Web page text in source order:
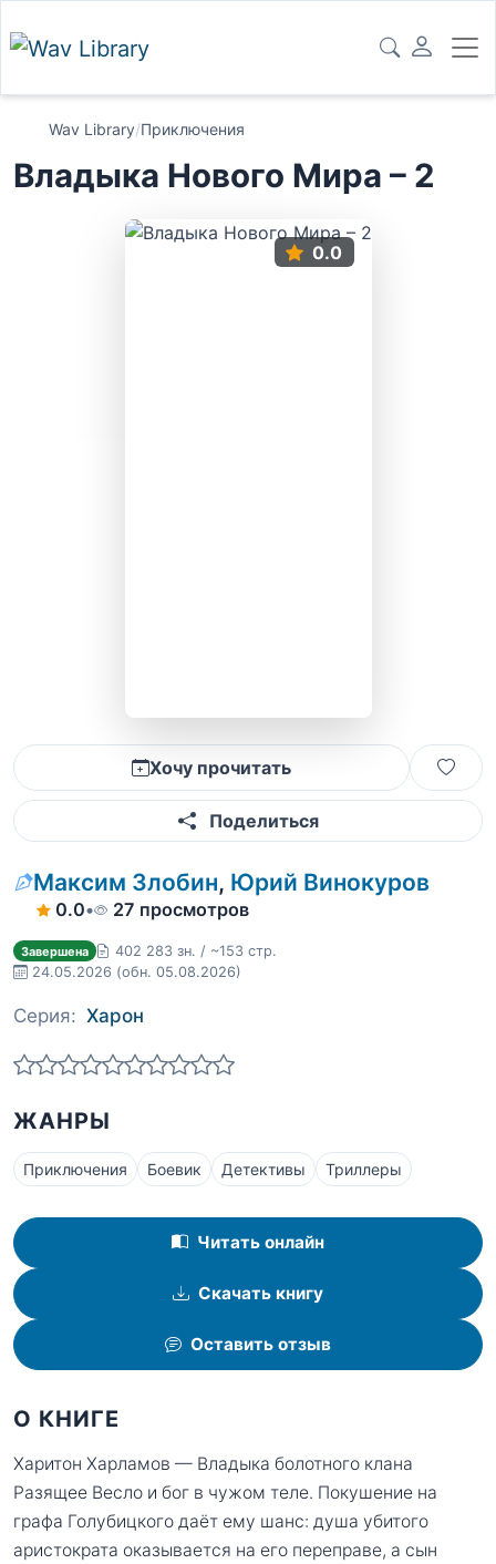
Wav Library/Приключения
Владыка Нового Мира – 2
0.0
Хочу прочитать
Поделиться
Максим Злобин, Юрий Винокуров
0.0• 27 просмотров
Завершена
402 283 зн. / ~153 стр.
24.05.2026 (обн. 05.08.2026)
Серия: Харон
ЖАНРЫ
Приключения Боевик Детективы Триллеры
Читать онлайн
Скачать книгу
Оставить отзыв
О КНИГЕ
Харитон Харламов — Владыка болотного клана
Разящее Весло и бог в чужом теле. Покушение на
графа Голубицкого даёт ему шанс: душа убитого
аристократа оказывается на его переправе, а сын